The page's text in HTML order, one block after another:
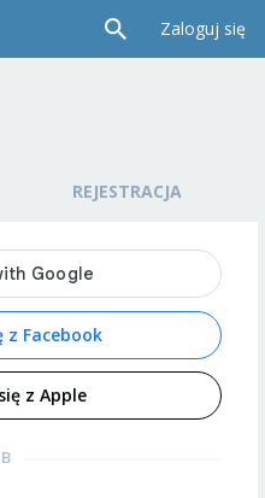
Zaloguj się
REJESTRACJA
z Facebook
z Apple